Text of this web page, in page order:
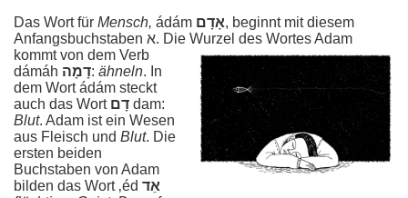
Das Wort für Mensch, ádám אָדָם, beginnt mit diesem
Anfangsbuchstaben א. Die Wurzel des Wortes Adam
kommt von dem Verb
dámáh דָמָה: ähneln. In
dem Wort ádám steckt
auch das Wort דָם dam:
Blut. Adam ist ein Wesen
aus Fleisch und Blut. Die
ersten beiden
Buchstaben von Adam
bilden das Wort ‚éd אֵד